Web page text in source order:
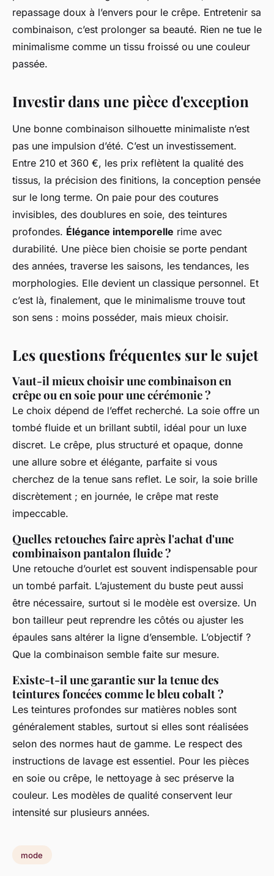
repassage doux à l’envers pour le crêpe. Entretenir sa
combinaison, c’est prolonger sa beauté. Rien ne tue le
minimalisme comme un tissu froissé ou une couleur
passée.
Investir dans une pièce d'exception
Une bonne combinaison silhouette minimaliste n’est
pas une impulsion d’été. C’est un investissement.
Entre 210 et 360 €, les prix reflètent la qualité des
tissus, la précision des finitions, la conception pensée
sur le long terme. On paie pour des coutures
invisibles, des doublures en soie, des teintures
profondes. Élégance intemporelle rime avec
durabilité. Une pièce bien choisie se porte pendant
des années, traverse les saisons, les tendances, les
morphologies. Elle devient un classique personnel. Et
c’est là, finalement, que le minimalisme trouve tout
son sens : moins posséder, mais mieux choisir.
Les questions fréquentes sur le sujet
Vaut-il mieux choisir une combinaison en
crêpe ou en soie pour une cérémonie ?
Le choix dépend de l’effet recherché. La soie offre un
tombé fluide et un brillant subtil, idéal pour un luxe
discret. Le crêpe, plus structuré et opaque, donne
une allure sobre et élégante, parfaite si vous
cherchez de la tenue sans reflet. Le soir, la soie brille
discrètement ; en journée, le crêpe mat reste
impeccable.
Quelles retouches faire après l'achat d'une
combinaison pantalon fluide ?
Une retouche d’ourlet est souvent indispensable pour
un tombé parfait. L’ajustement du buste peut aussi
être nécessaire, surtout si le modèle est oversize. Un
bon tailleur peut reprendre les côtés ou ajuster les
épaules sans altérer la ligne d’ensemble. L’objectif ?
Que la combinaison semble faite sur mesure.
Existe-t-il une garantie sur la tenue des
teintures foncées comme le bleu cobalt ?
Les teintures profondes sur matières nobles sont
généralement stables, surtout si elles sont réalisées
selon des normes haut de gamme. Le respect des
instructions de lavage est essentiel. Pour les pièces
en soie ou crêpe, le nettoyage à sec préserve la
couleur. Les modèles de qualité conservent leur
intensité sur plusieurs années.
mode